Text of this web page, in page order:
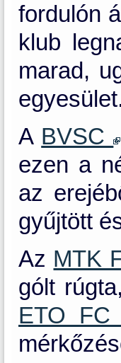
fordulón
klub
marad,
A BVSC
ezen a
az
gyűjtött
Az MTK
gólt
ETO